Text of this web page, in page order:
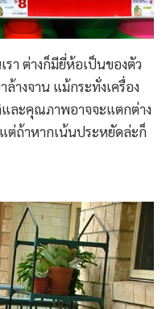
รา ต่างก็มียี่ห้อเป็นของตัว
างจาน แม้กระทั่งเครื่อง
และคุณภาพอาจจะแตกต่าง
ต่ถ้าหากเน้นประหยัดล่ะก็